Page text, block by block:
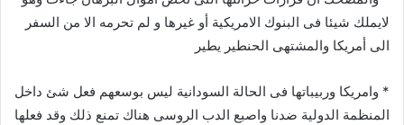
لايملك شيئا فى البنوك الامريكية أو غيرها و لم تحرمه الا من السفر
الى أمريكا والمشتهى الحنطير يطير
* وامريكا وربيباتها فى الحالة السودانية ليس بوسعهم فعل شئ داخل
المنظمة الدولية ضدنا واصبع الدب الروسى هناك تمنع ذلك وقد فعلها